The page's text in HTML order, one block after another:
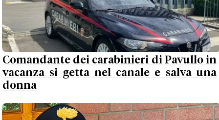
Comandante dei carabinieri di Pavullo in
vacanza si getta nel canale e salva una
donna